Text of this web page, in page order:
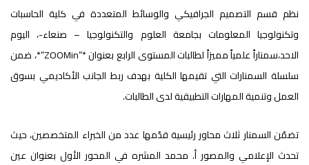
نظم قسم التصميم الجرافيكي والوسائط المتعددة في كلية الحاسبات
وتكنولوجيا المعلومات بجامعة العلوم والتكنولوجيا – صنعاء-، اليوم
الاحد،سمناراً علمياً مميزاً لطالبات المستوى الرابع بعنوان *”ZOOMin”*، ضمن
سلسلة السمنارات التي تقيمها الكلية بهدف ربط الجانب الأكاديمي بسوق
العمل وتنمية المهارات التطبيقية لدى الطالبات.
تضمّن السمنار ثلاث محاور رئيسية قدّمها عدد من الخبراء المتخصصين، حيث
تحدث الإعلامي والمصور أ. محمد المشره في المحور الأول بعنوان عين